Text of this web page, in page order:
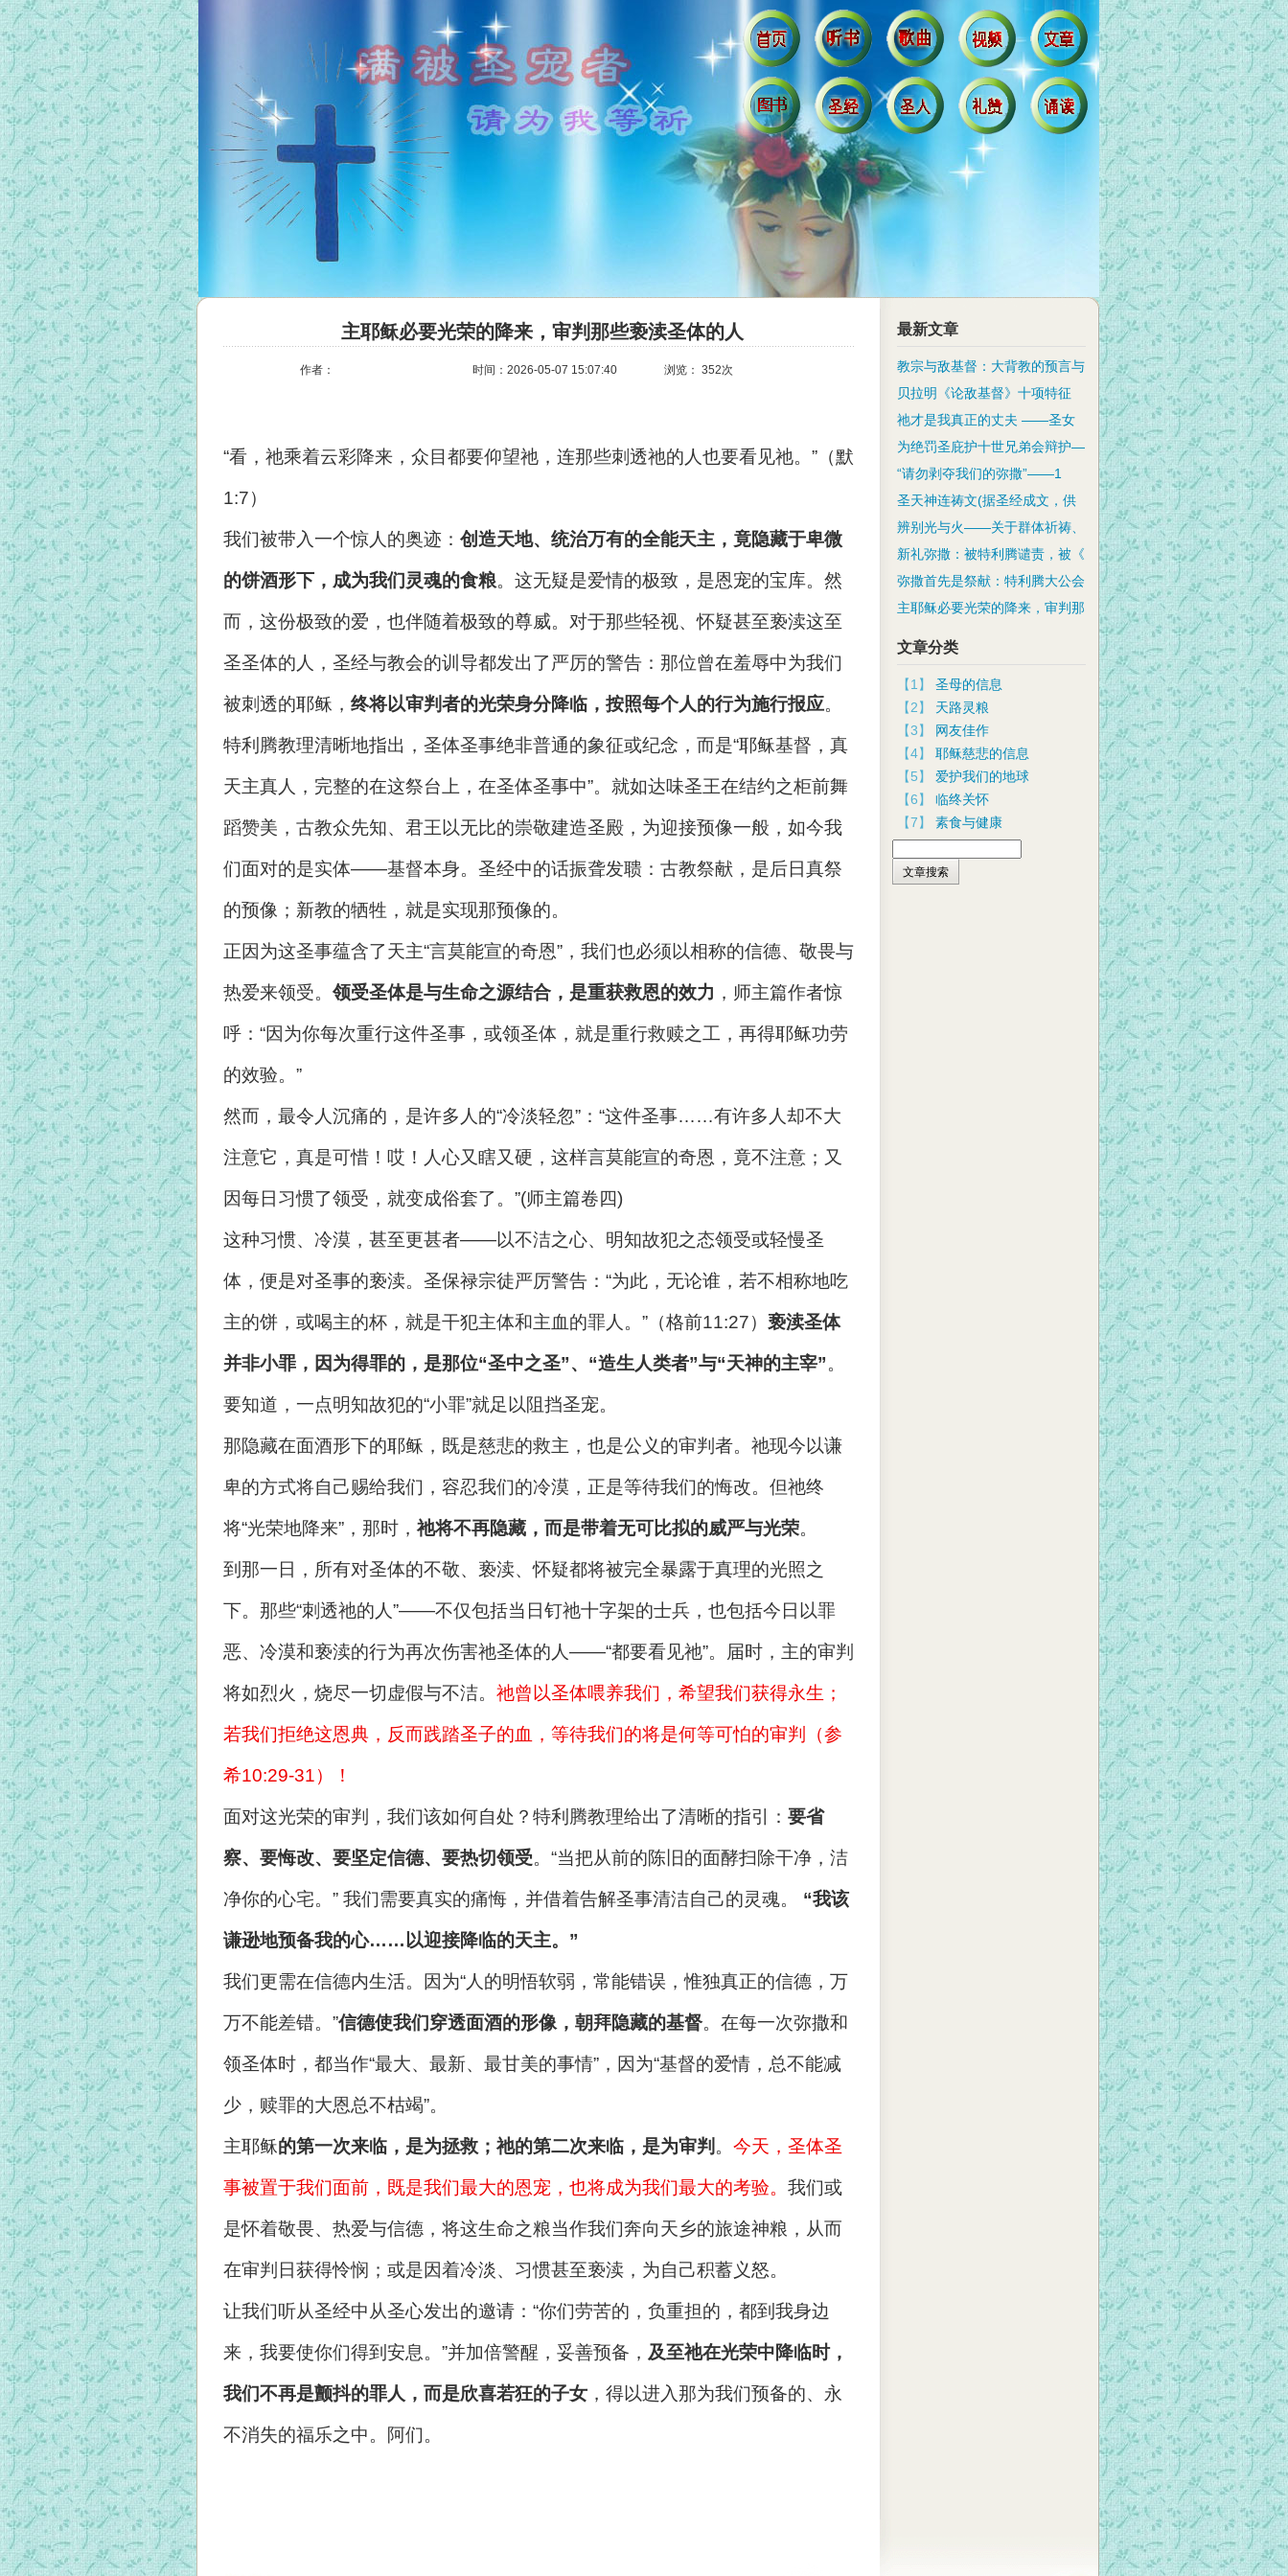
主耶稣必要光荣的降来，审判那些亵渎圣体的人
作者： 时间：2026-05-07 15:07:40 浏览： 352次
“看，祂乘着云彩降来，众目都要仰望祂，连那些刺透祂的人也要看见祂。”（默
1:7）
我们被带入一个惊人的奥迹： 创造天地、统治万有的全能天主，竟隐藏于卑微
的饼酒形下，成为我们灵魂的食粮。这无疑是爱情的极致，是恩宠的宝库。然
而，这份极致的爱，也伴随着极致的尊威。对于那些轻视、怀疑甚至亵渎这至
圣圣体的人，圣经与教会的训导都发出了严厉的警告：那位曾在羞辱中为我们
被刺透的耶稣， 终将以审判者的光荣身分降临，按照每个人的行为施行报应。
特利腾教理清晰地指出，圣体圣事绝非普通的象征或纪念，而是“耶稣基督，真
天主真人，完整的在这祭台上，在圣体圣事中”。就如达味圣王在结约之柜前舞
蹈赞美，古教众先知、君王以无比的崇敬建造圣殿，为迎接预像一般，如今我
们面对的是实体——基督本身。圣经中的话振聋发聩：古教祭献，是后日真祭
的预像；新教的牺牲，就是实现那预像的。
正因为这圣事蕴含了天主“言莫能宣的奇恩”，我们也必须以相称的信德、敬畏与
热爱来领受。 领受圣体是与生命之源结合，是重获救恩的效力 ，师主篇作者惊
呼：“因为你每次重行这件圣事，或领圣体，就是重行救赎之工，再得耶稣功劳
的效验。”
然而，最令人沉痛的，是许多人的“冷淡轻忽”：“这件圣事……有许多人却不大
注意它，真是可惜！哎！人心又瞎又硬，这样言莫能宣的奇恩，竟不注意；又
因每日习惯了领受，就变成俗套了。”(师主篇卷四)
这种习惯、冷漠，甚至更甚者——以不洁之心、明知故犯之态领受或轻慢圣
体，便是对圣事的亵渎。圣保禄宗徒严厉警告：“为此，无论谁，若不相称地吃
主的饼，或喝主的杯，就是干犯主体和主血的罪人。”（格前11:27） 亵渎圣体
并非小罪，因为得罪的，是那位“圣中之圣”、“造生人类者”与“天神的主宰”。
要知道，一点明知故犯的“小罪”就足以阻挡圣宠。
那隐藏在面酒形下的耶稣，既是慈悲的救主，也是公义的审判者。祂现今以谦
卑的方式将自己赐给我们，容忍我们的冷漠，正是等待我们的悔改。但祂终
将“光荣地降来”，那时， 祂将不再隐藏，而是带着无可比拟的威严与光荣。
到那一日，所有对圣体的不敬、亵渎、怀疑都将被完全暴露于真理的光照之
下。那些“刺透祂的人”——不仅包括当日钉祂十字架的士兵，也包括今日以罪
恶、冷漠和亵渎的行为再次伤害祂圣体的人——“都要看见祂”。届时，主的审判
将如烈火，烧尽一切虚假与不洁。 祂曾以圣体喂养我们，希望我们获得永生；
若我们拒绝这恩典，反而践踏圣子的血，等待我们的将是何等可怕的审判（参
希10:29-31）！
面对这光荣的审判，我们该如何自处？特利腾教理给出了清晰的指引： 要省
察、要悔改、要坚定信德、要热切领受。“当把从前的陈旧的面酵扫除干净，洁
净你的心宅。” 我们需要真实的痛悔，并借着告解圣事清洁自己的灵魂。 “我该
谦逊地预备我的心……以迎接降临的天主。”
我们更需在信德内生活。因为“人的明悟软弱，常能错误，惟独真正的信德，万
万不能差错。”信德使我们穿透面酒的形像，朝拜隐藏的基督。在每一次弥撒和
领圣体时，都当作“最大、最新、最甘美的事情”，因为“基督的爱情，总不能减
少，赎罪的大恩总不枯竭”。
主耶稣的第一次来临，是为拯救；祂的第二次来临，是为审判 。 今天，圣体圣
事被置于我们面前，既是我们最大的恩宠，也将成为我们最大的考验。 我们或
是怀着敬畏、热爱与信德，将这生命之粮当作我们奔向天乡的旅途神粮，从而
在审判日获得怜悯；或是因着冷淡、习惯甚至亵渎，为自己积蓄义怒。
让我们听从圣经中从圣心发出的邀请：“你们劳苦的，负重担的，都到我身边
来，我要使你们得到安息。”并加倍警醒，妥善预备， 及至祂在光荣中降临时，
我们不再是颤抖的罪人，而是欣喜若狂的子女 ，得以进入那为我们预备的、永
不消失的福乐之中。阿们。
最新文章
教宗与敌基督：大背教的预言与
贝拉明《论敌基督》十项特征
祂才是我真正的丈夫 ——圣女
为绝罚圣庇护十世兄弟会辩护—
“请勿剥夺我们的弥撒”——1
圣天神连祷文(据圣经成文，供
辨别光与火——关于群体祈祷、
新礼弥撒：被特利腾谴责，被《
弥撒首先是祭献：特利腾大公会
主耶稣必要光荣的降来，审判那
文章分类
【1】 圣母的信息
【2】 天路灵粮
【3】 网友佳作
【4】 耶稣慈悲的信息
【5】 爱护我们的地球
【6】 临终关怀
【7】 素食与健康